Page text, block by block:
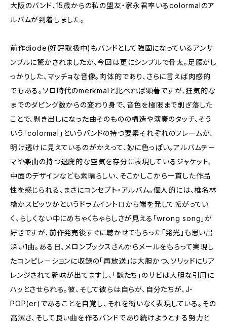
大阪のバンド、15歳からの私の盟友・家永君率いるcolormalのア
ルバムが到着しました。
前作diode(好評取扱中)もバンドとして強固になっているアンサ
ンブルに驚かされましたが、今回は更にシンプルで骨太。足腰がし
っかりした、マッチョな音像。肉体的であり、さらに言えば肉感的
でもある。ソロ時代のmerkmalと比べれば顕著ですが、狂気的な
までのダビング数からの変わり身で、音色を極限まで削ぎ落した
ことで、剝き出しになった曲そのものの構造や演奏のタッチ、そう
いう「colormal」というバンドの持つ要素それぞれのフレームが、
明け透けに見えているのがかえって、妙に色っぽい。アルバムテー
マや楽曲の持つ退廃的な空気を存分に表現しているジャケット、
中面のデザインなども素晴らしい、そこかしこから一貫した作品
性を感じられる、まさにコンセプト・アルバム。個人的には、椎名林
檎かスピッツかというドラムイントロから端を発して転がってい
く、らしくない中にめちゃくちゃらしさが見える「wrong song」が
好きですが、前作発売後すぐに聴かせてもらった「発光」も思い出
深い1曲。ある日、メロンブックスさんからメールをもらって実現し
たコンピレーションに収録の「再放送」は大胆かつ、ソリッドにリア
レンジされて新味が出てますし、「獣たち」のサビは大胆な引用に
ハッとさせられる。彼、そして彼らは自らが、自分たちが、J-
POP(er)であることを自覚し、それを衒いなく表現している。その
高潔さ、そして良い曲を作るバンドであり続けようとする努力と